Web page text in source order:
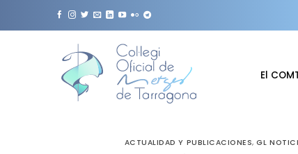
El
ACTUALIDAD Y PUBLICACIONES,GL